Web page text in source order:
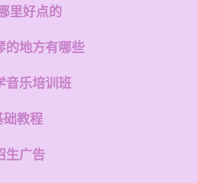
里好点的
的地方有哪些
音乐培训班
础教程
生广告